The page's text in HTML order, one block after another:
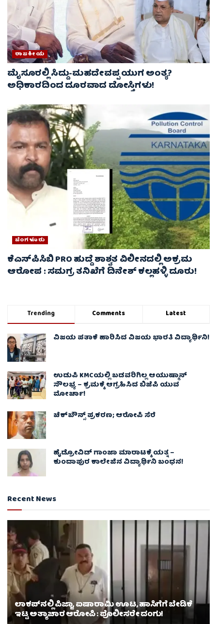
ರಾಜಕೀಯ
ಮೈಸೂರಲ್ಲಿ ಸಿದ್ದು-ಮಹದೇವಪ್ಪ ಯುಗ ಅಂತ್ಯ?
ಅಧಿಕಾರದಿಂದ ದೂರವಾದ ದೋಸ್ತಿಗಳು!
ಬೆಂಗಳೂರು
ಕೆಎಸ್‌ಪಿಸಿಬಿ PRO ಹುದ್ದೆ ಶಾಶ್ವತ ವಿಲೀನದಲ್ಲಿ ಅಕ್ರಮ
ಆರೋಪ : ಸಮಗ್ರ ತನಿಖೆಗೆ ದಿನೇಶ್ ಕಲ್ಲಹಳ್ಳಿ ದೂರು!
Trending Comments Latest
ವಿಜಯ ಪತಾಕೆ ಹಾರಿಸಿದ ವಿಜಯ ಭಾರತಿ ವಿದ್ಯಾರ್ಥಿನಿ!
ಉಡುಪಿ KMCಯಲ್ಲಿ ಬಡವರಿಗಿಲ್ಲ ಆಯುಷ್ಮಾನ್
ಸೌಲಭ್ಯ – ಕ್ರಮಕ್ಕೆ ಆಗ್ರಹಿಸಿದ ಬಿಜೆಪಿ ಯುವ
ಮೋರ್ಚಾ!
ಚೆಕ್​ಬೌನ್ಸ್​ ಪ್ರಕರಣ; ಆರೋಪಿ ಸೆರೆ
ಹೈಡ್ರೋವಿಡ್ ಗಾಂಜಾ ಮಾರಾಟಕ್ಕೆ ಯತ್ನ –
ಕುಂದಾಪುರ ಕಾಲೇಜಿನ ವಿದ್ಯಾರ್ಥಿನಿ ಬಂಧನ!
Recent News
ಲಾಕಪ್‌ನಲ್ಲಿ ಪಿಜ್ಜಾ, ಐಷಾರಾಮಿ ಊಟ, ಹಾಸಿಗೆಗೆ ಬೇಡಿಕೆ
ಇಟ್ಟ ಅತ್ಯಾಚಾರ ಆರೋಪಿ : ಪೊಲೀಸರೇ ದಂಗು!